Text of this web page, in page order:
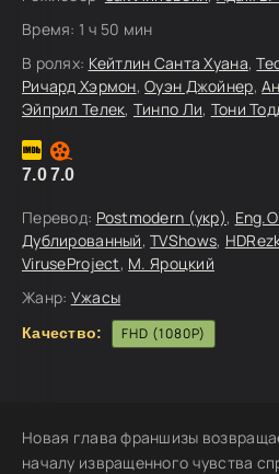
Время: 1 ч 50 мин
В ролях: Кейтлин Санта Хуана,
Ричард Хэрмон,Оуэн Джойнер,
Эйприл Телек, Тинпо Ли, Тони
7.07.0
Перевод: Postmodern (укр),
Дублированный,TVShows,
ViruseProject, М. Яроцкий
Жанр: Ужасы
Качество: FHD (1080P)
Новая глава франшизы
началу извращенного чувства